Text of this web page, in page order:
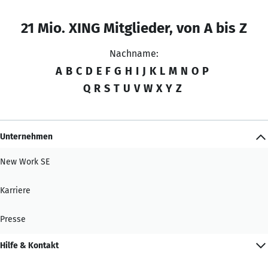
21 Mio. XING Mitglieder, von A bis Z
Nachname:
A B C D E F G H I J K L M N O P
Q R S T U V W X Y Z
Unternehmen
New Work SE
Karriere
Presse
Hilfe & Kontakt